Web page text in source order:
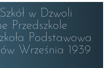
w Dzwoli
Przedszkole
Podstawowa
Września 1939